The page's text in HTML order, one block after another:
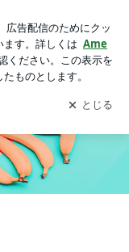
を受け取りまし
開く